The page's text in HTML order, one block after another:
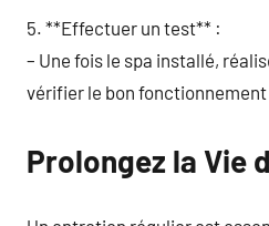
5. **Effectuer un test** :
– Une fois le spa installé,
vérifier le bon
Prolongez la Vie